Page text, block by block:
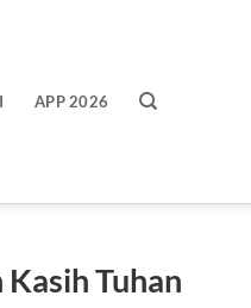
APP 2026
Tuhan